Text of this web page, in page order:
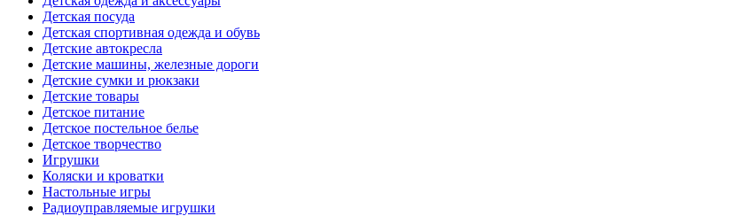
Детская посуда
Детская спортивная одежда и обувь
Детские автокресла
Детские машины, железные дороги
Детские сумки и рюкзаки
Детские товары
Детское питание
Детское постельное белье
Детское творчество
Игрушки
Коляски и кроватки
Настольные игры
Радиоуправляемые игрушки